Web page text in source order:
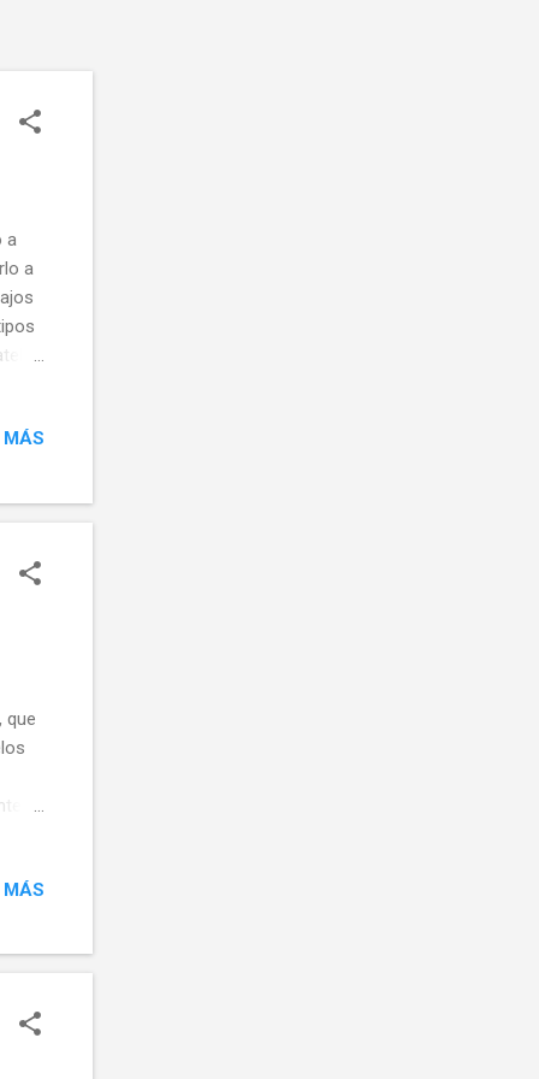
a
a
día
su
MÁS
que
MÁS